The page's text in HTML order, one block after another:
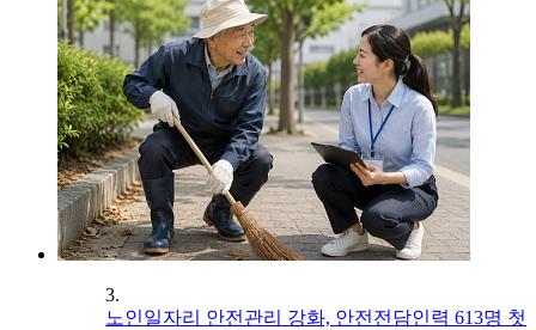
3.
노인일자리 안전관리 강화, 안전전담인력 613명 첫